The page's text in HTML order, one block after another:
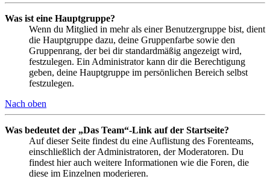
Was ist eine Hauptgruppe?
Wenn du Mitglied in mehr als einer Benutzergruppe bist, dient
die Hauptgruppe dazu, deine Gruppenfarbe sowie den
Gruppenrang, der bei dir standardmäßig angezeigt wird,
festzulegen. Ein Administrator kann dir die Berechtigung
geben, deine Hauptgruppe im persönlichen Bereich selbst
festzulegen.
Nach oben
Was bedeutet der „Das Team“-Link auf der Startseite?
Auf dieser Seite findest du eine Auflistung des Forenteams,
einschließlich der Administratoren, der Moderatoren. Du
findest hier auch weitere Informationen wie die Foren, die
diese im Einzelnen moderieren.